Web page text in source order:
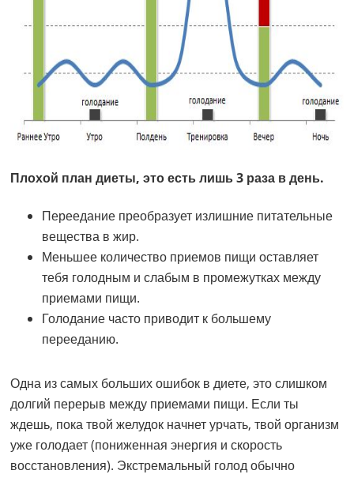
Плохой план диеты, это есть лишь 3 раза в день.
Переедание преобразует излишние питательные
вещества в жир.
Меньшее количество приемов пищи оставляет
тебя голодным и слабым в промежутках между
приемами пищи.
Голодание часто приводит к большему
перееданию.
Одна из самых больших ошибок в диете, это слишком
долгий перерыв между приемами пищи. Если ты
ждешь, пока твой желудок начнет урчать, твой организм
уже голодает (пониженная энергия и скорость
восстановления). Экстремальный голод обычно